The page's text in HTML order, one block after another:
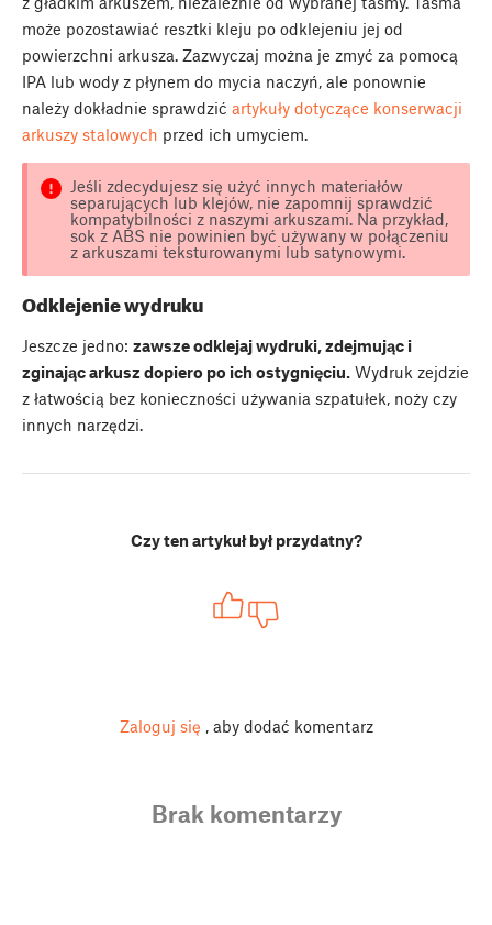
może pozostawiać resztki kleju po odklejeniu jej od
powierzchni arkusza. Zazwyczaj można je zmyć za pomocą
IPA lub wody z płynem do mycia naczyń, ale ponownie
należy dokładnie sprawdzić artykuły dotyczące konserwacji
arkuszy stalowych przed ich umyciem.
Jeśli zdecydujesz się użyć innych materiałów
separujących lub klejów, nie zapomnij sprawdzić
kompatybilności z naszymi arkuszami. Na przykład,
sok z ABS nie powinien być używany w połączeniu
z arkuszami teksturowanymi lub satynowymi.
Odklejenie wydruku
Jeszcze jedno: zawsze odklejaj wydruki, zdejmując i
zginając arkusz dopiero po ich ostygnięciu. Wydruk zejdzie
z łatwością bez konieczności używania szpatułek, noży czy
innych narzędzi.
Czy ten artykuł był przydatny?
Zaloguj się , aby dodać komentarz
Brak komentarzy